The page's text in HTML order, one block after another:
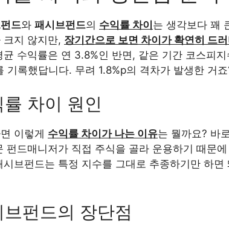
드와 패시브펀드의 수익률 차이 는 생각보다 꽤
크지 않지만, 장기간으로 보면 차이가 확연히 드
균 수익률은 연 3.8%인 반면, 같은 기간 코스피
기록했답니다. 무려 1.8%p의 격차가 발생한 거
률 차이 원인
이렇게 수익률 차이가 나는 이유는 뭘까요? 바로
펀드매니저가 직접 주식을 골라 운용하기 때문
시브펀드는 특정 지수를 그대로 추종하기만 하
브펀드의 장단점